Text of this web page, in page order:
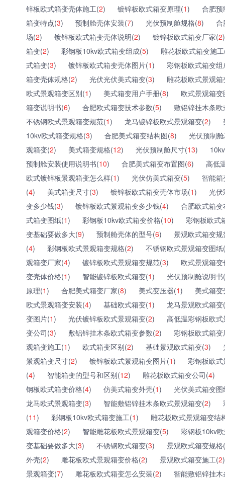
锌板欧式箱变壳体施工(2) 镀锌板欧式箱变原理(1)
合肥
箱变特点(3) 预制舱壳体安装(7) 光伏预制舱规格(8)
合
场(2) 镀锌板欧式箱变壳体说明(2) 镀锌板欧式箱变厂家(2)
箱变(2) 彩钢板10kv欧式箱变组成(5)
雕花板欧式箱变施
式箱变(3) 镀锌板欧式箱变壳体图片(1)
彩钢板欧式箱变组
箱变壳体规格(2) 光伏光伏美式箱变(3)
雕花板欧式景观
欧式景观箱变区别(1) 美式箱变用户手册(8)
欧式景观箱
箱变说明书(6) 合肥欧式箱变技术参数(5)
敷铝锌挂木条
不锈钢欧式景观箱变规范(1) 龙马镀锌板欧式景观箱变(2)
10kv欧式箱变规格(3) 合肥美式箱变结构图(8)
光伏预制
观箱变(2) 美式箱变规格(12) 光伏预制舱尺寸(13)
预制舱安装使用说明书(10) 合肥美式箱变布置图(6)
高低
欧式镀锌板景观箱变怎么样(1) 光伏仿美式箱变(5)
智能
(4) 美式箱变尺寸(3) 镀锌板欧式箱变壳体市场(1)
光伏
变多少钱(3) 镀锌板欧式景观箱变多少钱(4)
合肥欧式箱
式箱变图纸(1) 彩钢板10kv欧式箱变价格(10)
彩钢板欧式
变基础要做多大(9) 预制舱壳体的型号(6)
景观欧式箱变规
(4) 彩钢板欧式景观箱变规格(2)
不锈钢欧式景观箱变图纸(
观箱变厂家(4) 镀锌板欧式景观箱变规范(3)
欧式景观箱
变壳体价格(1) 智能镀锌板欧式箱变(1)
光伏预制舱说明书(
原理(1) 合肥美式箱变厂家(8) 美式变压器(1)
美式箱
欧式景观箱变安装(4) 基础欧式箱变(1)
龙马景观欧式箱变(
变图片(1) 光伏镀锌板欧式景观箱变(2)
高低温彩钢板欧
变公司(3) 敷铝锌挂木条欧式箱变参数(2)
彩钢板欧式箱
观箱变施工(1) 欧式箱变区别(2) 基础景观欧式箱变(3)
景观箱变尺寸(2) 镀锌板欧式景观箱变图片(1)
彩钢板欧
(4) 智能箱变的型号和区别(12) 雕花板欧式箱变公司(4)
钢板欧式箱变价格(4) 仿美式箱变外壳(1)
光伏美式箱变图
龙马欧式景观箱变(3) 智能敷铝锌挂木条欧式景观箱变(2)
(11) 彩钢板10kv欧式箱变施工(1)
雕花板欧式景观箱变结
观箱变价格(2) 智能雕花板欧式景观箱变(5)
彩钢板10kv
变基础要做多大(3) 不锈钢欧式箱变(3)
景观欧式箱变规格(
外壳(2) 雕花板欧式景观箱变价格(2) 景观欧式箱变施工(2)
景观箱变(7) 雕花板欧式箱变怎么安装(2) 智能敷铝锌挂